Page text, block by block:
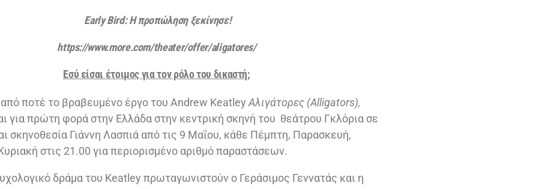
Early Bird: Η προπώληση ξεκίνησε!
https://www.more.com/theater/offer/aligatores/
Εσύ είσαι έτοιμος για τον ρόλο του δικαστή;
από ποτέ το βραβευμένο έργο του Andrew Keatley Αλιγάτορες (Alligators),
για πρώτη φορά στην Ελλάδα στην κεντρική σκηνή του θεάτρου Γκλόρια σε
σκηνοθεσία Γιάννη Λασπιά από τις 9 Μαΐου, κάθε Πέμπτη, Παρασκευή,
στις 21.00 για περιορισμένο αριθμό παραστάσεων.
δράμα του Keatley πρωταγωνιστούν ο Γεράσιμος Γεννατάς και η